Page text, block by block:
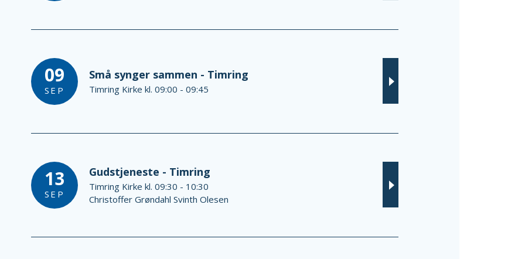
09
SEP
Små synger sammen - Timring
Timring Kirke kl. 09:00 - 09:45
13
SEP
Gudstjeneste - Timring
Timring Kirke kl. 09:30 - 10:30
Christoffer Grøndahl Svinth Olesen